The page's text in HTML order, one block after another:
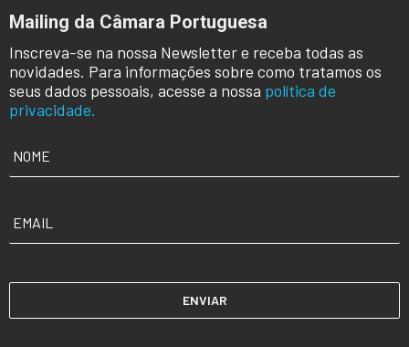
Mailing da Câmara Portuguesa
Inscreva-se na nossa Newsletter e receba todas as
novidades. Para informações sobre como tratamos os
seus dados pessoais, acesse a nossa política de
privacidade.